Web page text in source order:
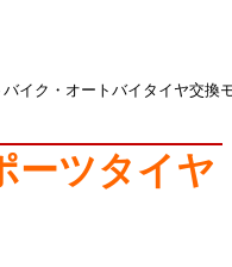
ツタイヤ